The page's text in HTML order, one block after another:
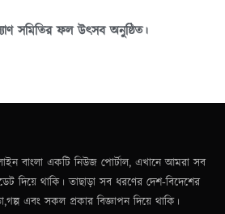
সমিতির ফল উৎসব অনুষ্ঠিত।
বাংলা একটি নিউজ পোর্টাল, এখানে আমরা সব
দিয়ে থাকি। তাছাড়া সব ধরণের দেশ-বিদেশের
এবং সকল প্রকার বিজ্ঞাপন দিয়ে থাকি।